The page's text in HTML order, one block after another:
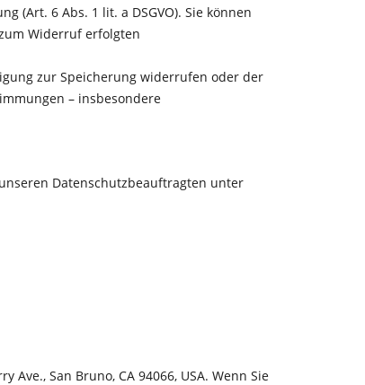
(Art. 6 Abs. 1 lit. a DSGVO). Sie können
Widerruf erfolgten
zur Speicherung widerrufen oder der
– insbesondere
Datenschutzbeauftragten unter
San Bruno, CA 94066, USA. Wenn Sie